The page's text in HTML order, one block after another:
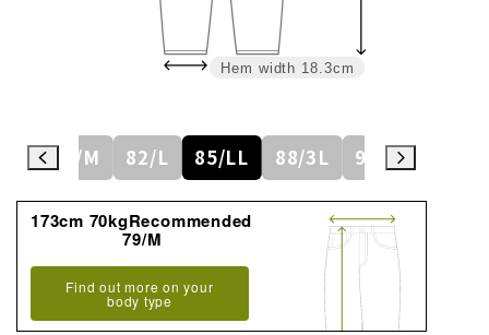
Hem width 18.3cm
79/M 82/L 85/LL 88/3L 91/4L
173cm 70kgRecommended
79/M
Find out more on your
body type